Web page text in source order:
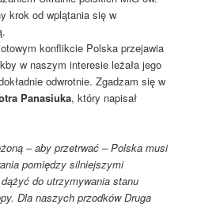
krok od wplątania się w
konflikcie Polska przejawia
w naszym interesie leżała jego
odwrotnie. Zgadzam się w
Panasiuka, który napisał
– aby przetrwać – Polska musi
pomiędzy silniejszymi
do utrzymywania stanu
Dla naszych przodków Druga